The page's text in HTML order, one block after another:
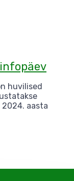
huvilised
aasta